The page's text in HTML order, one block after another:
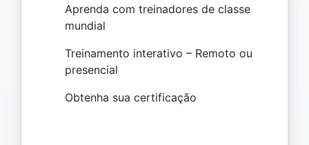
Aprenda com treinadores de classe
mundial
Treinamento interativo – Remoto ou
presencial
Obtenha sua certificação